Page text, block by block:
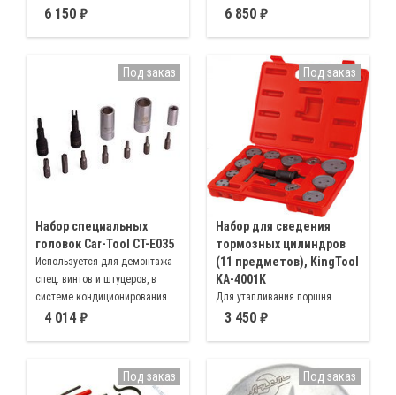
пружин впускных и выпускных
6 150
тормозного цилиндра со
системы (правое, левое
вращение)
6 850
Набор специальных
головок Car-Tool CT-E035
Используется для демонтажа
спец. винтов и штуцеров, в
системе кондиционирования
воздуха, демонтажа датчика
4 014
Под заказ
Набор для сведения
тормозных цилиндров
(11 предметов), KingTool
KA-4001K
Для утапливания поршня
тормозного цилиндра
3 450
Под заказ
Под заказ Под заказ